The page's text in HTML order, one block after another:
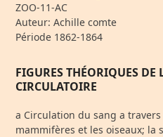
ZOO-11-AC
Auteur: Achille comte
Période 1862-1864
FIGURES THÉORIQUES DE
CIRCULATOIRE
a Circulation du sang a
mammifères et les oiseaux; la